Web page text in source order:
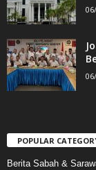
POPULAR
Berita Sabah &